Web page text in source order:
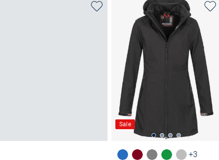
Sale
+3